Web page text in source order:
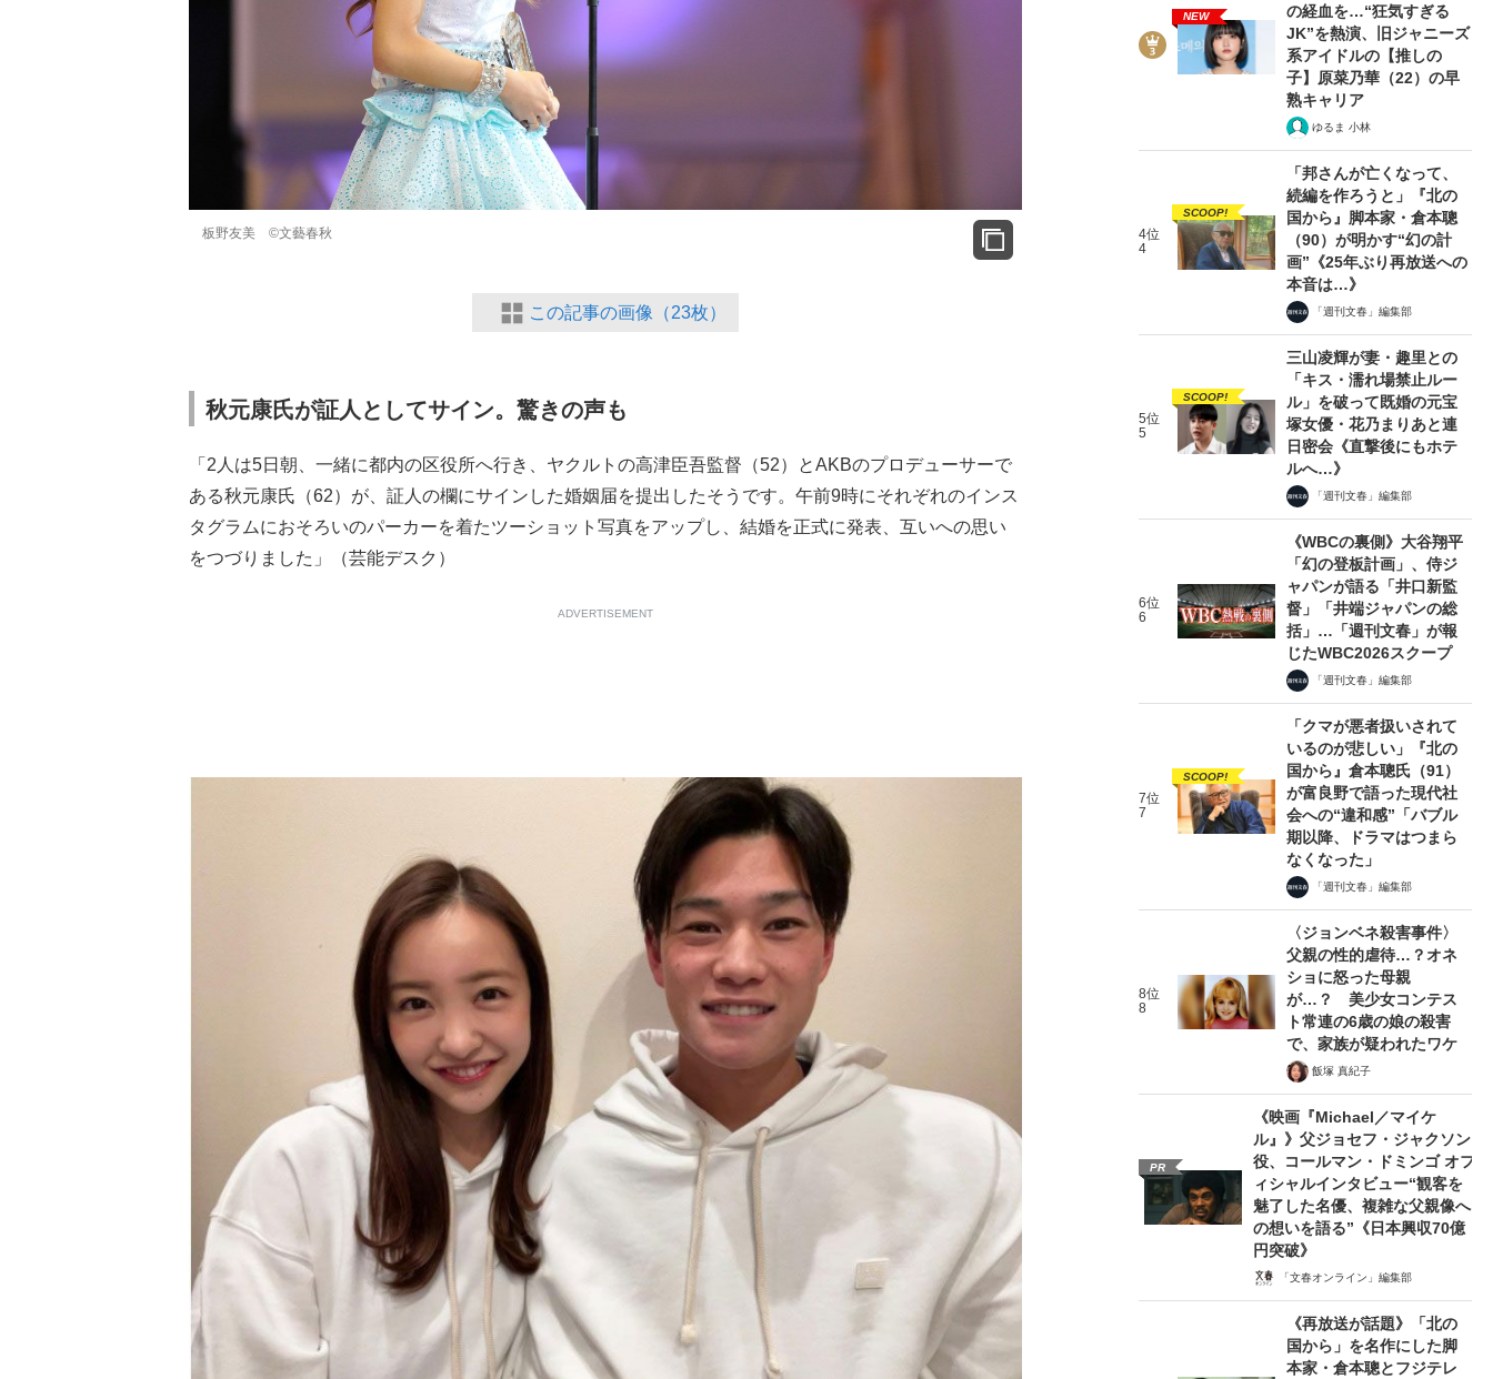
板野友美 ©文藝春秋
この記事の画像（23枚）
秋元康氏が証人としてサイン。驚きの声も
「2人は5日朝、一緒に都内の区役所へ行き、ヤクルトの高津臣吾監督（52）とAKBのプロデューサーで
ある秋元康氏（62）が、証人の欄にサインした婚姻届を提出したそうです。午前9時にそれぞれのインス
タグラムにおそろいのパーカーを着たツーショット写真をアップし、結婚を正式に発表、互いへの思い
をつづりました」（芸能デスク）
ADVERTISEMENT
NEW
の経血を…“狂気すぎる
JK”を熱演、旧ジャニーズ
系アイドルの【推しの
子】原菜乃華（22）の早
熟キャリア
ゆるま 小林
4位
4
SCOOP!
「邦さんが亡くなって、
続編を作ろうと」『北の
国から』脚本家・倉本聰
（90）が明かす“幻の計
画”《25年ぶり再放送への
本音は…》
「週刊文春」編集部
5位
5
SCOOP!
三山凌輝が妻・趣里との
「キス・濡れ場禁止ルー
ル」を破って既婚の元宝
塚女優・花乃まりあと連
日密会《直撃後にもホテ
ルへ…》
「週刊文春」編集部
6位
6
《WBCの裏側》大谷翔平
「幻の登板計画」、侍ジ
ャパンが語る「井口新監
督」「井端ジャパンの総
括」…「週刊文春」が報
じたWBC2026スクープ
「週刊文春」編集部
7位
7
SCOOP!
「クマが悪者扱いされて
いるのが悲しい」『北の
国から』倉本聰氏（91）
が富良野で語った現代社
会への“違和感”「バブル
期以降、ドラマはつまら
なくなった」
「週刊文春」編集部
8位
8
〈ジョンベネ殺害事件〉
父親の性的虐待…？オネ
ショに怒った母親
が…？ 美少女コンテス
ト常連の6歳の娘の殺害
で、家族が疑われたワケ
飯塚 真紀子
PR
《映画『Michael／マイケ
ル』》父ジョセフ・ジャクソン
役、コールマン・ドミンゴ オフ
ィシャルインタビュー“観客を
魅了した名優、複雑な父親像へ
の想いを語る”《日本興収70億
円突破》
「文春オンライン」編集部
《再放送が話題》「北の
国から」を名作にした脚
本家・倉本聰とフジテレ